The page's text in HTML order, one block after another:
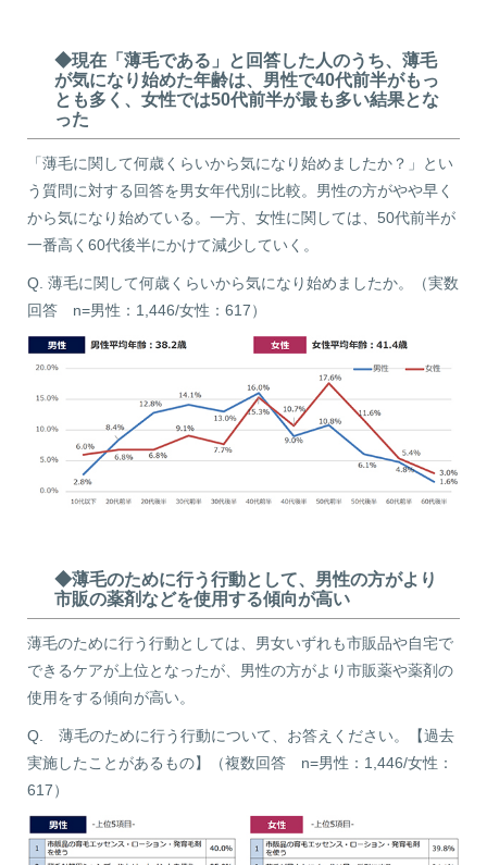
◆現在「薄毛である」と回答した人のうち、薄毛
が気になり始めた年齢は、男性で40代前半がもっ
とも多く、女性では50代前半が最も多い結果とな
った
「薄毛に関して何歳くらいから気になり始めましたか？」とい
う質問に対する回答を男女年代別に比較。男性の方がやや早く
から気になり始めている。一方、女性に関しては、50代前半が
一番高く60代後半にかけて減少していく。
Q. 薄毛に関して何歳くらいから気になり始めましたか。（実数
回答 n=男性：1,446/女性：617）
◆薄毛のために行う行動として、男性の方がより
市販の薬剤などを使用する傾向が高い
薄毛のために行う行動としては、男女いずれも市販品や自宅で
できるケアが上位となったが、男性の方がより市販薬や薬剤の
使用をする傾向が高い。
Q. 薄毛のために行う行動について、お答えください。【過去
実施したことがあるもの】（複数回答 n=男性：1,446/女性：
617）